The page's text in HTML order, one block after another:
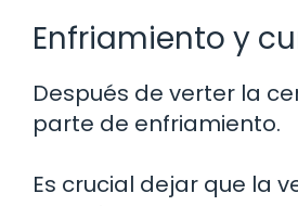
Enfriamiento y
Después de verter la
parte de enfriamiento.
Es crucial dejar que la